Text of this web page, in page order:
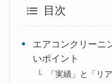
目次
エアコンクリーニ
いポイント
「実績」と「リ